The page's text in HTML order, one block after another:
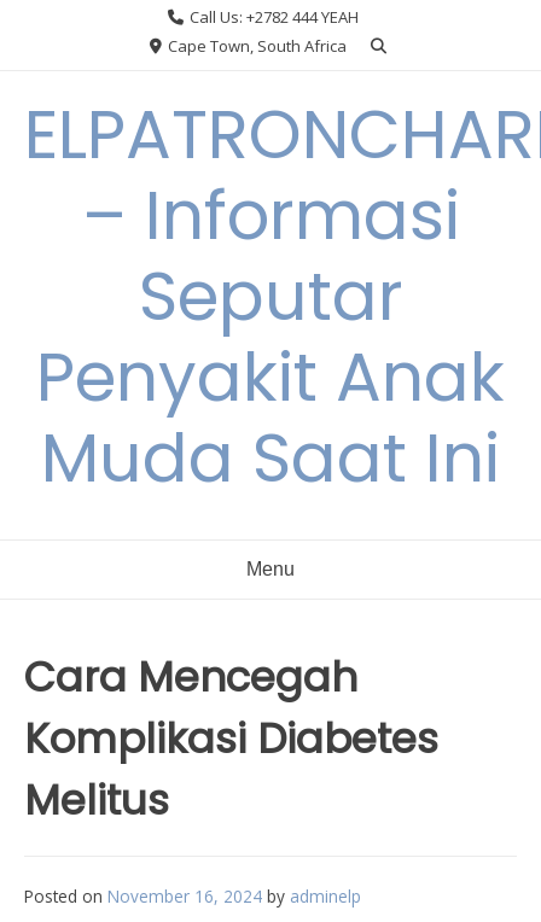
Call Us: +2782 444 YEAH
Cape Town, South Africa
– Informasi
Seputar
Penyakit Anak
Muda Saat Ini
Menu
Cara Mencegah
Komplikasi Diabetes
Melitus
Posted on November 16, 2024 by adminelp